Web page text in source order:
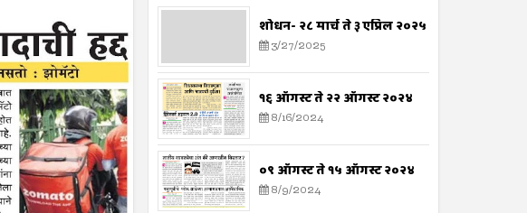
शोधन- २८ मार्च ते ३ एप्रिल २०२५
3/27/2025
१६ ऑगस्ट ते २२ ऑगस्ट २०२४
8/16/2024
०९ ऑगस्ट ते १५ ऑगस्ट २०२४
8/9/2024